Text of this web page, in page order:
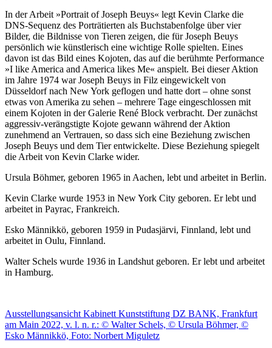
In der Arbeit »Portrait of Joseph Beuys« legt Kevin Clarke die
DNS-Sequenz des Porträtierten als Buchstabenfolge über vier
Bilder, die Bildnisse von Tieren zeigen, die für Joseph Beuys
persönlich wie künstlerisch eine wichtige Rolle spielten. Eines
davon ist das Bild eines Kojoten, das auf die berühmte Performance
»I like America and America likes Me« anspielt. Bei dieser Aktion
im Jahre 1974 war Joseph Beuys in Filz eingewickelt von
Düsseldorf nach New York geflogen und hatte dort – ohne sonst
etwas von Amerika zu sehen – mehrere Tage eingeschlossen mit
einem Kojoten in der Galerie René Block verbracht. Der zunächst
aggressiv-verängstigte Kojote gewann während der Aktion
zunehmend an Vertrauen, so dass sich eine Beziehung zwischen
Joseph Beuys und dem Tier entwickelte. Diese Beziehung spiegelt
die Arbeit von Kevin Clarke wider.
Ursula Böhmer, geboren 1965 in Aachen, lebt und arbeitet in Berlin.
Kevin Clarke wurde 1953 in New York City geboren. Er lebt und
arbeitet in Payrac, Frankreich.
Esko Männikkö, geboren 1959 in Pudasjärvi, Finnland, lebt und
arbeitet in Oulu, Finnland.
Walter Schels wurde 1936 in Landshut geboren. Er lebt und arbeitet
in Hamburg.
Ausstellungsansicht Kabinett Kunststiftung DZ BANK, Frankfurt
am Main 2022, v. l. n. r.: © Walter Schels, © Ursula Böhmer, ©
Esko Männikkö, Foto: Norbert Miguletz